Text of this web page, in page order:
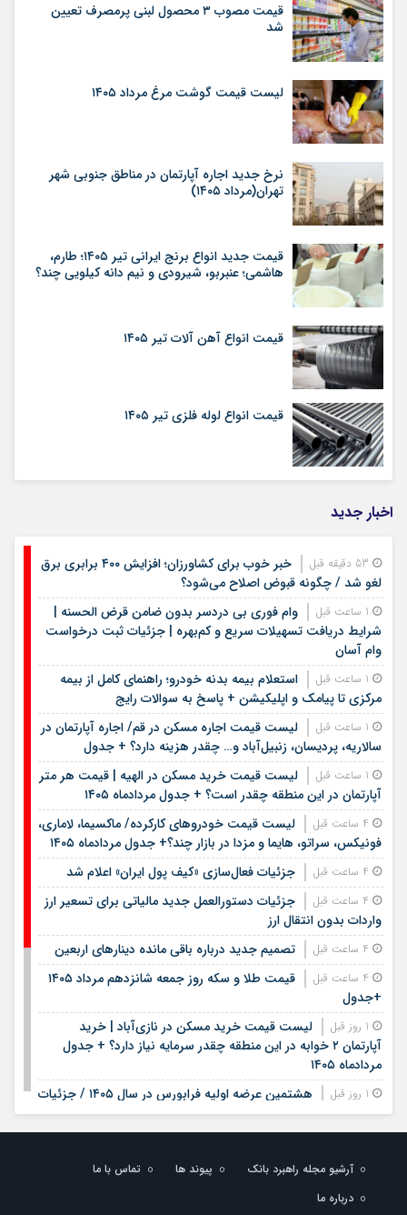
قیمت مصوب ۳ محصول لبنی پرمصرف تعیین
شد
لیست قیمت گوشت مرغ مرداد ۱۴۰۵
نرخ جدید اجاره آپارتمان در مناطق جنوبی شهر
تهران(مرداد ۱۴۰۵)
قیمت جدید انواع برنج ایرانی تیر ۱۴۰۵؛ طارم،
هاشمی؛ عنبربو، شیرودی و نیم دانه کیلویی چند؟
قیمت انواع آهن آلات تیر ۱۴۰۵
قیمت انواع لوله فلزی تیر ۱۴۰۵
اخبار جدید
خبر خوب برای کشاورزان؛ افزایش ۴۰۰ برابری برق
لغو شد / چگونه قبوض اصلاح می‌شود؟
وام فوری بی دردسر بدون ضامن قرض الحسنه |
شرایط دریافت تسهیلات سریع و کم‌بهره | جزئیات ثبت درخواست
وام آسان
استعلام بیمه بدنه خودرو؛ راهنمای کامل از بیمه
مرکزی تا پیامک و اپلیکیشن + پاسخ به سوالات رایج
لیست قیمت اجاره مسکن در قم/ اجاره آپارتمان در
سالاریه، پردیسان، زنبیل‌آباد و… چقدر هزینه دارد؟ + جدول
لیست قیمت خرید مسکن در الهیه | قیمت هر متر
آپارتمان در این منطقه چقدر است؟ + جدول مردادماه ۱۴۰۵
لیست قیمت خودروهای کارکرده/ ماکسیما، لاماری،
فونیکس، سراتو، هایما و مزدا در بازار چند؟+ جدول مردادماه ۱۴۰۵
جزئیات فعال‌سازی «کیف پول ایران» اعلام شد
جزئیات دستورالعمل جدید مالیاتی برای تسعیر ارز
واردات بدون انتقال ارز
تصمیم جدید درباره باقی مانده دینارهای اربعین
قیمت طلا و سکه روز جمعه شانزدهم مرداد ۱۴۰۵
+جدول
لیست قیمت خرید مسکن در نازی‌آباد | خرید
آپارتمان ۲ خوابه در این منطقه چقدر سرمایه نیاز دارد؟ + جدول
مردادماه ۱۴۰۵
هشتمین عرضه اولیه فرابورس در سال ۱۴۰۵ / جزئیات
عرضه سهام اعلام شد
اجاره آپارتمان در این منطقه چقدر بودجه نیاز دارد؟ + جدول
مردادماه ۱۴۰۵
آرشیو مجله راهبرد بانک پیوند ها
تماس با ما
درباره ما